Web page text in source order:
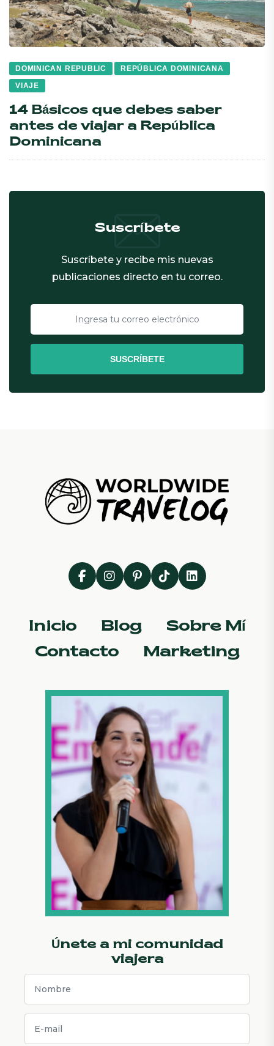
DOMINICAN REPUBLIC
REPÚBLICA DOMINICANA
VIAJE
14 Básicos que debes saber
antes de viajar a República
Dominicana
Suscríbete
Suscríbete y recibe mis nuevas
publicaciones directo en tu correo.
SUSCRÍBETE
Inicio Blog
Sobre Mí
Contacto
Marketing
Únete a mi comunidad
viajera